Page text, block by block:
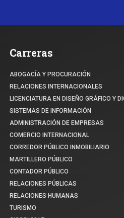
Carreras
ABOGACÍA Y PROCURACIÓN
RELACIONES INTERNACIONALES
LICENCIATURA EN DISEÑO GRÁFICO Y
SISTEMAS DE INFORMACIÓN
ADMINISTRACIÓN DE EMPRESAS
COMERCIO INTERNACIONAL
CORREDOR PÚBLICO INMOBILIARIO
MARTILLERO PÚBLICO
CONTADOR PÚBLICO
RELACIONES PÚBLICAS
RELACIONES HUMANAS
TURISMO